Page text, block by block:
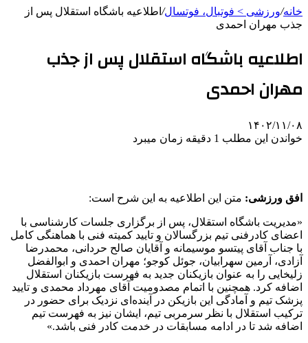
خانه/ورزشی > فوتبال، فوتسال/ اطلاعیه باشگاه استقلال پس از
جذب مهران احمدی
اطلاعیه باشگاه استقلال پس از جذب
مهران احمدی
۱۴۰۲/۱۱/۰۸
خواندن این مطلب 1 دقیقه زمان میبرد
افق ورزشی: متن این اطلاعیه به این شرح است:
«مدیریت باشگاه استقلال، پس از برگزاری جلسات کارشناسی با
اعضای کادرفنی تیم بزرگسالان و تایید کمیته فنی با هماهنگی کامل
با جناب آقای پیتسو موسیمانه و آقایان صالح حردانی، محمدرضا
آزادی، آرمین سهرابیان، جوئل کوجو؛ مهران احمدی و ابوالفضل
زلیخایی را به عنوان بازیکنان جدید به فهرست بازیکنان استقلال
اضافه کرد. همچنین با اتمام مصدومیت آقای مهرداد محمدی و تایید
پزشک تیم و آمادگی این بازیکن در آینده‌ای نزدیک برای حضور در
ترکیب استقلال با نظر سرمربی تیم، ایشان نیز به فهرست تیم
اضافه شد تا در ادامه مسابقات در خدمت کادر فنی باشد.»